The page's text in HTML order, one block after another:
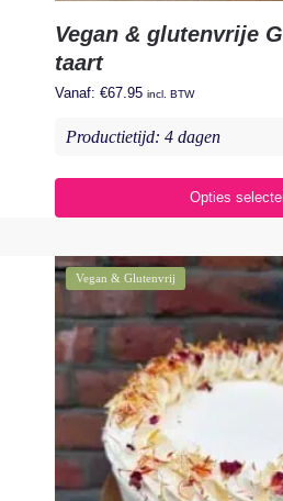
Vegan & glutenvrije
taart
Vanaf: €67.95 incl. BTW
Productietijd: 4 dagen
Opties
Vegan & Glutenvrij